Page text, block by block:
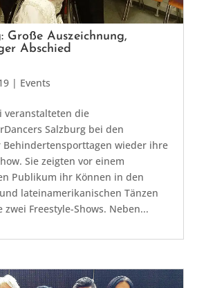
Große Auszeichnung,
Abschied
| Events
veranstalteten die
Salzburg bei den
Behindertensporttagen wieder ihre
Sie zeigten vor einem
Publikum ihr Können in den
lateinamerikanischen Tänzen
zwei Freestyle-Shows. Neben...